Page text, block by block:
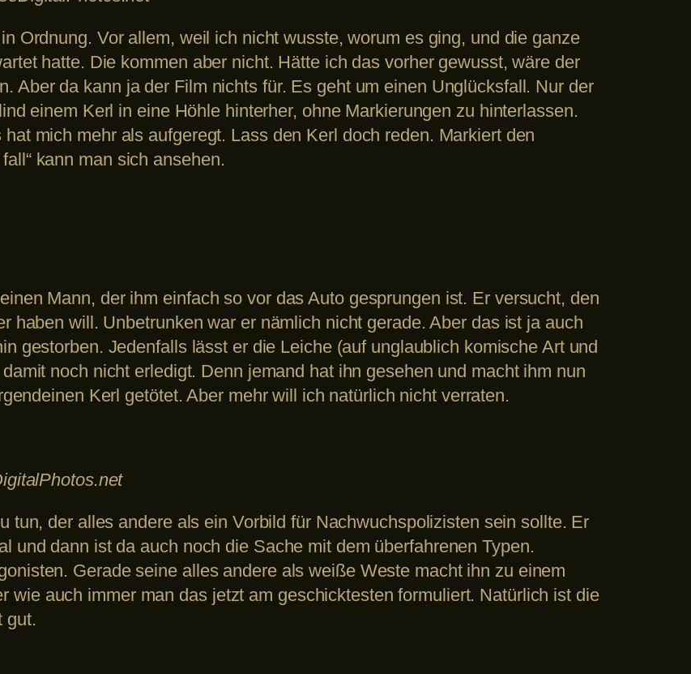
Ordnung. Vor allem, weil ich nicht wusste, worum es ging, und die ganze
hatte. Die kommen aber nicht. Hätte ich das vorher gewusst, wäre der
Aber da kann ja der Film nichts für. Es geht um einen Unglücksfall. Nur der
einem Kerl in eine Höhle hinterher, ohne Markierungen zu hinterlassen.
mich mehr als aufgeregt. Lass den Kerl doch reden. Markiert den
kann man sich ansehen.
Mann, der ihm einfach so vor das Auto gesprungen ist. Er versucht, den
haben will. Unbetrunken war er nämlich nicht gerade. Aber das ist ja auch
gestorben. Jedenfalls lässt er die Leiche (auf unglaublich komische Art und
noch nicht erledigt. Denn jemand hat ihn gesehen und macht ihm nun
Kerl getötet. Aber mehr will ich natürlich nicht verraten.
tun, der alles andere als ein Vorbild für Nachwuchspolizisten sein sollte. Er
und dann ist da auch noch die Sache mit dem überfahrenen Typen.
Gerade seine alles andere als weiße Weste macht ihn zu einem
wie auch immer man das jetzt am geschicktesten formuliert. Natürlich ist die
gut.